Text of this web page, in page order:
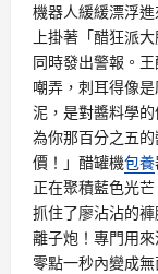
機器人緩緩漂浮
上掛著「醋狂派
同時發出警報。
嘲弄，刺耳得像
泥，是對醬料學
為你那百分之五
價！」醋罐機包養
正在聚積藍色光
抓住了廖沾沾的
離子炮！專門用
零點一秒內變成